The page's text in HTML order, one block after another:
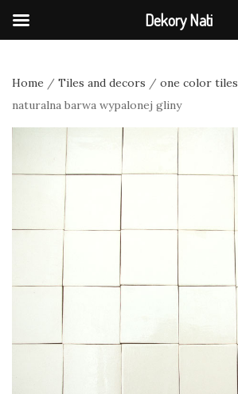
Home / Tiles and decors / one color tiles
naturalna barwa wypalonej gliny
Dekory Nati